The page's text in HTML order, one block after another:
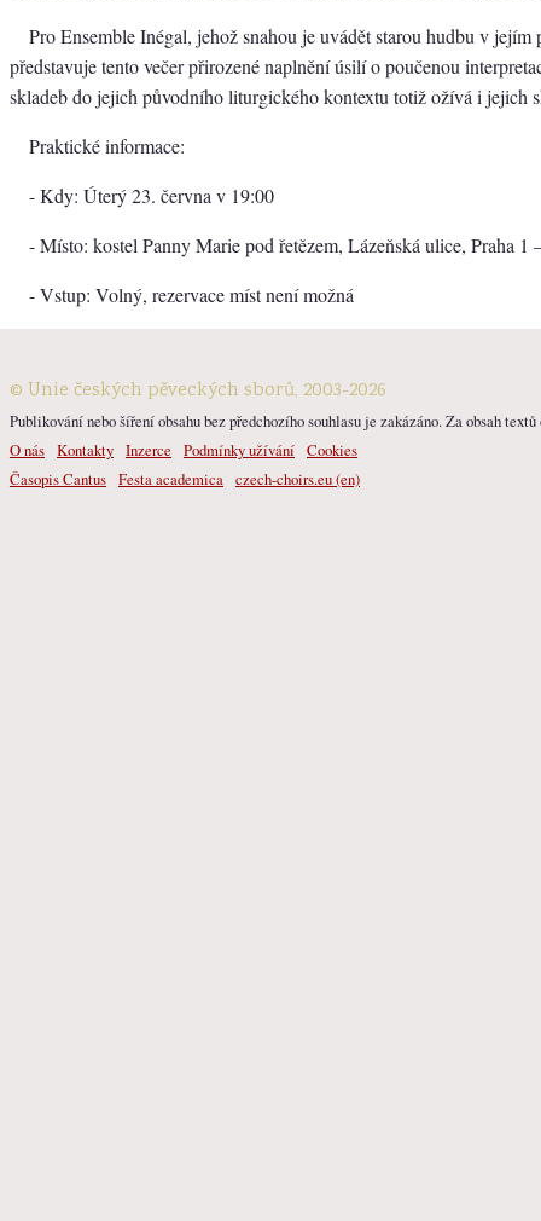
Pro Ensemble Inégal, jehož snahou je uvádět starou hudbu v jejím
představuje tento večer přirozené naplnění úsilí o poučenou
skladeb do jejich původního liturgického kontextu totiž ožívá i jejich
Praktické informace:
- Kdy: Úterý 23. června v 19:00
- Místo: kostel Panny Marie pod řetězem, Lázeňská ulice, Praha 1
- Vstup: Volný, rezervace míst není možná
© Unie českých pěveckých sborů, 2003-2026
Publikování nebo šíření obsahu bez předchozího souhlasu je zakázáno. Za obsah
O nás Kontakty Inzerce Podmínky užívání Cookies
Časopis Cantus Festa academica czech-choirs.eu (en)